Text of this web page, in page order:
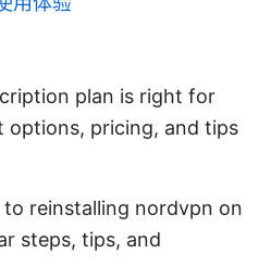
plan is right for
options, pricing, and tips
reinstalling nordvpn on
steps, tips, and